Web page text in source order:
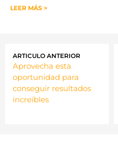
LEER MÁS >
ARTICULO ANTERIOR
Aprovecha esta
oportunidad para
conseguir resultados
increíbles